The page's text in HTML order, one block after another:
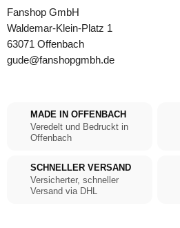
Fanshop GmbH
Waldemar-Klein-Platz 1
63071 Offenbach
gude@fanshopgmbh.de
MADE IN OFFENBACH
Veredelt und Bedruckt in
Offenbach
SCHNELLER VERSAND
Versicherter, schneller
Versand via DHL